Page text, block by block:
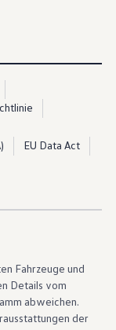
5 erstmals mit
EU Data Act
Fahrzeuge und
Details vom
abweichen.
der